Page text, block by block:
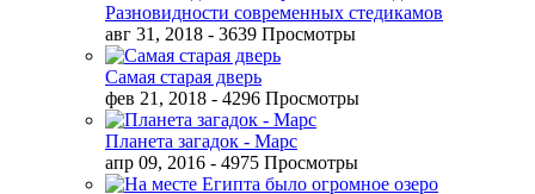
Разновидности современных стедикамов
авг 31, 2018 - 3639 Просмотры
Самая старая дверь
фев 21, 2018 - 4296 Просмотры
Планета загадок - Марс
апр 09, 2016 - 4975 Просмотры